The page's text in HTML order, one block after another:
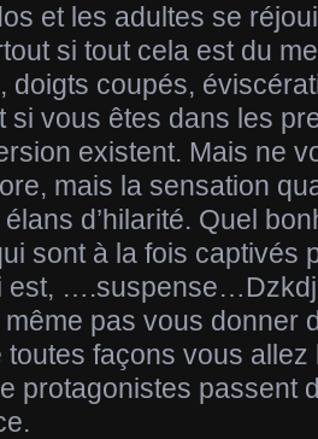
et les adultes se
si tout cela est du
doigts coupés,
si vous êtes dans les
existent. Mais ne
mais la sensation
d’hilarité. Quel
sont à la fois captivés
est,
même pas vous donner
toutes façons vous
protagonistes passent